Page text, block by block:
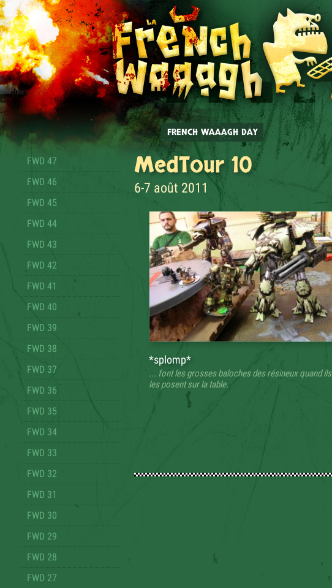
FRENCH WAAAGH DAY
FWD 47
FWD 46
FWD 45
FWD 44
FWD 43
FWD 42
FWD 41
FWD 40
FWD 39
FWD 38
FWD 37
FWD 36
FWD 35
FWD 34
FWD 33
FWD 32
FWD 31
FWD 30
FWD 29
FWD 28
FWD 27
MedTour 10
6-7 août 2011
*splomp*
... font les grosses baloches des résineux quand ils
les posent sur la table.